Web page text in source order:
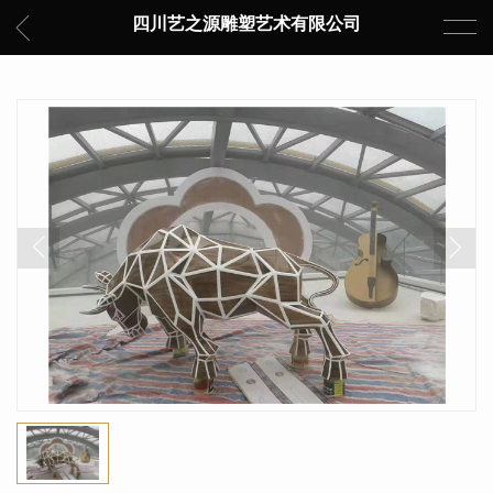
四川艺之源雕塑艺术有限公司